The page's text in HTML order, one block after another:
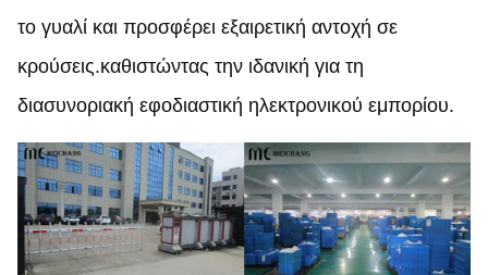
το γυαλί και προσφέρει εξαιρετική αντοχή σε
κρούσεις.καθιστώντας την ιδανική για τη
διασυνοριακή εφοδιαστική ηλεκτρονικού εμπορίου.